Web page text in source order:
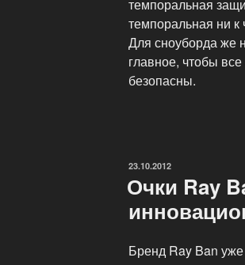
темпоральная
темпоральная ни к
Для сноуборда же
главное, чтобы
безопасны.
ОПУБЛИКОВАНО
23.10.2012
Очки Ray
Бренд Ray Ban